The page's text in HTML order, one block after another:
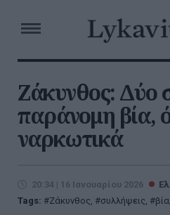
Ζάκυνθος: Δύο
παράνομη βία,
ναρκωτικά
20:34 | 16 Ιανουαρίου 2026
Tags:
Ζάκυνθος, συλλήψεις, βία